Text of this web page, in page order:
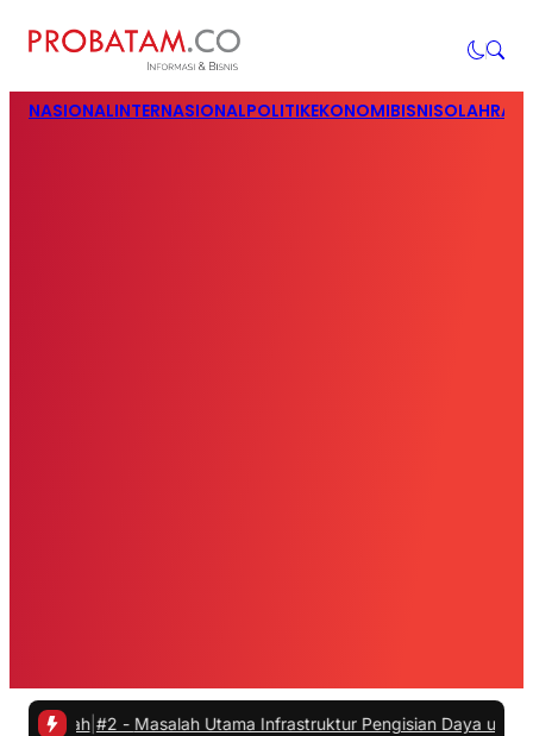
NASIONALINTERNASIONALPOLITIKEKONOMIBISNIS
#2 - Masalah Utama Infrastruktur Pengisian Daya untuk Mobil